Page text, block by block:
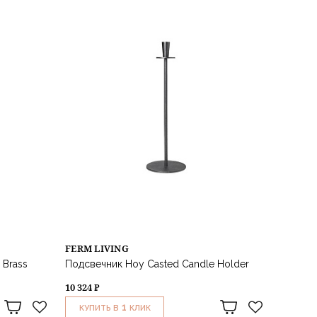
FERM LIVING
Подсвечник Hoy Casted Candle Holder
10 324 ₽
КУПИТЬ В 1 КЛИК